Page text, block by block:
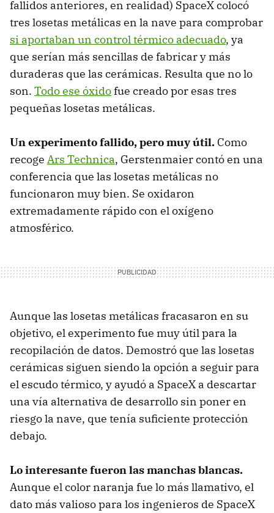
fallidos anteriores, en realidad) SpaceX colocó
tres losetas metálicas en la nave para comprobar
si aportaban un control térmico adecuado, ya
que serían más sencillas de fabricar y más
duraderas que las cerámicas. Resulta que no lo
son. Todo ese óxidofue creado por esas tres
pequeñas losetas metálicas.
Un experimento fallido, pero muy útil. Como
recoge Ars Technica, Gerstenmaier contó en una
conferencia que las losetas metálicas no
funcionaron muy bien. Se oxidaron
extremadamente rápido con el oxígeno
atmosférico.
Aunque las losetas metálicas fracasaron en su
objetivo, el experimento fue muy útil para la
recopilación de datos. Demostró que las losetas
cerámicas siguen siendo la opción a seguir para
el escudo térmico, y ayudó a SpaceX a descartar
una vía alternativa de desarrollo sin poner en
riesgo la nave, que tenía suficiente protección
debajo.
Lo interesante fueron las manchas blancas.
Aunque el color naranja fue lo más llamativo, el
dato más valioso para los ingenieros de SpaceX